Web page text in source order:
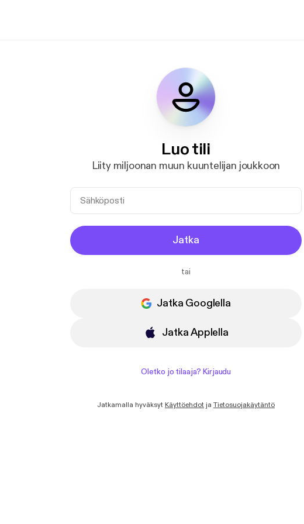
Luo tili
Liity miljoonan muun kuuntelijan joukkoon
Haluan saada sähköpostiviestejä
Jatka
tai
Jatka Googlella
Jatka Applella
Oletko jo tilaaja? Kirjaudu
Jatkamalla hyväksyt Käyttöehdot ja Tietosuojakäytäntö